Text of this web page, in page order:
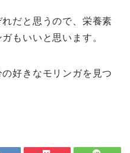
だと思うので、栄養素
もいいと思います。
好きなモリンガを見つ